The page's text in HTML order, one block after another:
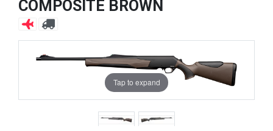
COMPOSITE BROWN
Tap to expand